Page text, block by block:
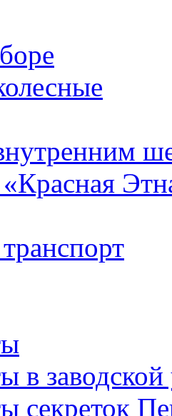
в заводской
секреток